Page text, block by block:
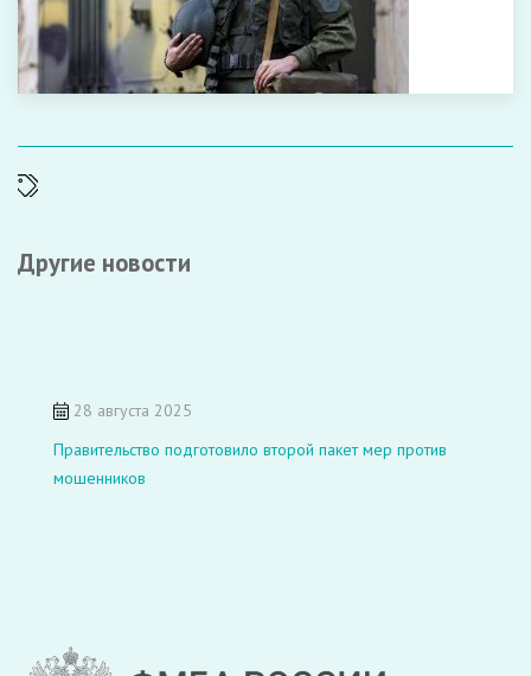
Другие новости
28 августа 2025
Правительство подготовило второй пакет мер против
мошенников